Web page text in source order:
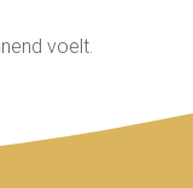
voelt.